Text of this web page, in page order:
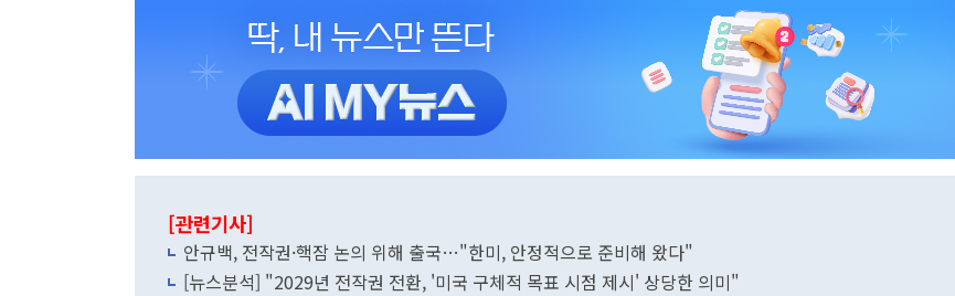
[관련기사]
안규백, 전작권·핵잠 논의 위해 출국…"한미, 안정적으로 준비해 왔다"
[뉴스분석] "2029년 전작권 전환, '미국 구체적 목표 시점 제시' 상당한 의미"